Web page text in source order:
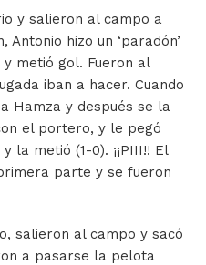
y salieron al campo a
Antonio hizo un ‘paradón’
metió gol. Fueron al
iban a hacer. Cuando
Hamza y después se la
el portero, y le pegó
la metió (1-0). ¡¡PIII!! El
parte y se fueron
salieron al campo y sacó
a pasarse la pelota